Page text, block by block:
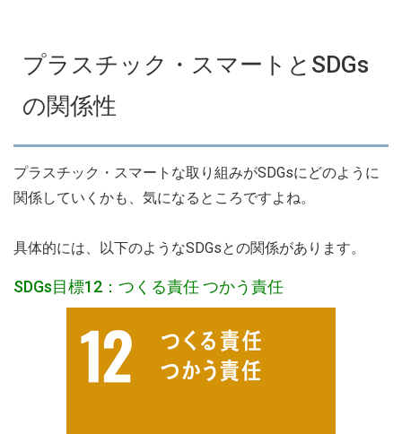
プラスチック・スマートとSDGs
の関係性
プラスチック・スマートな取り組みがSDGsにどのように
関係していくかも、気になるところですよね。
具体的には、以下のようなSDGsとの関係があります。
SDGs目標12：つくる責任 つかう責任